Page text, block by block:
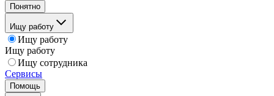
Понятно
Ищу работу
Ищу работу
Ищу работу
Ищу сотрудника
Сервисы
Помощь